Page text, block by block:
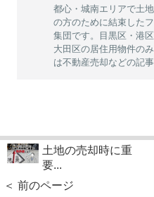
都心・城南エリアで土
の方のために結束した
集団です。目黒区・港
大田区の居住用物件の
は不動産売却などの記
土地の売却時に重
要...
＜ 前のページ